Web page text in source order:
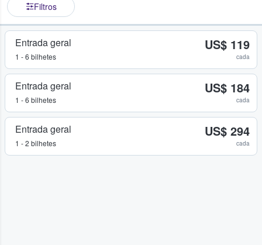
Filtros
Entrada geral
1 - 6 bilhetes
US$ 119
cada
Entrada geral
1 - 6 bilhetes
US$ 184
cada
Entrada geral
1 - 2 bilhetes
US$ 294
cada